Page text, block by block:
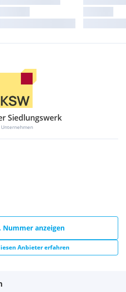
Siedlungswerk
Unternehmen
Nummer anzeigen
Anbieter erfahren